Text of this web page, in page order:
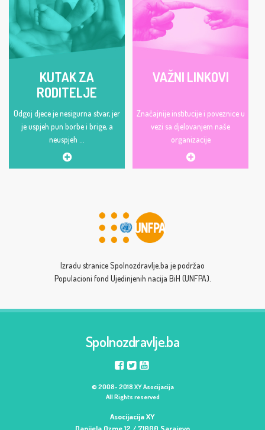
KUTAK ZA
RODITELJE
Odgoj djece je nesigurna stvar, jer
je uspjeh pun borbe i brige, a
neuspjeh ...
VAŽNI LINKOVI
Značajnije institucije i poveznice u
vezi sa djelovanjem naše
organizacije
Izradu stranice Spolnozdravlje.ba je podržao
Populacioni fond Ujedinjenih nacija BiH (UNFPA).
Spolnozdravlje.ba
© 2008- 2018 XY Asocijacija
All Rights reserved
Asocijacija XY
Danijela Ozme 12 / 71000 Sarajevo